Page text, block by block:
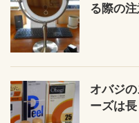
る際の
オバジ
ーズは